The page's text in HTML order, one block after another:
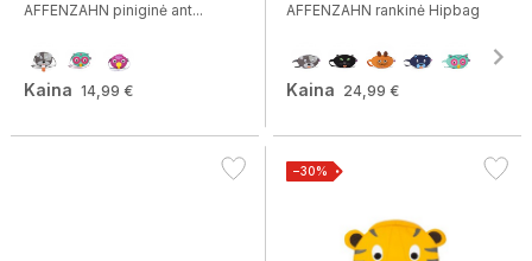
AFFENZAHN piniginė ant...
Kaina 14,99 €
AFFENZAHN rankinė Hipbag
Kaina 24,99 €
−30%